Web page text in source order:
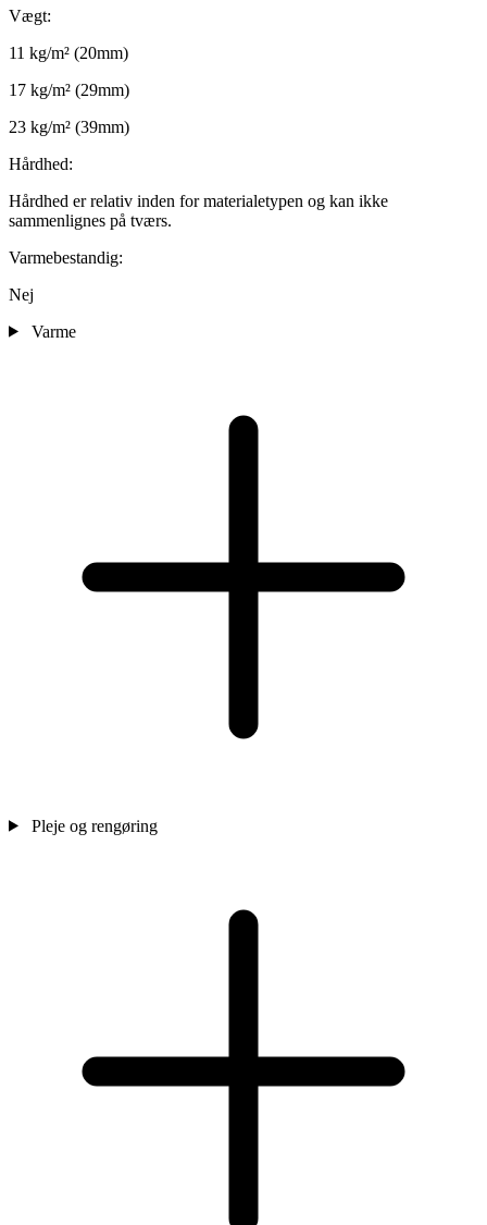
Vægt:
11 kg/m² (20mm)
17 kg/m² (29mm)
23 kg/m² (39mm)
Hårdhed:
Hårdhed er relativ inden for materialetypen og kan ikke
sammenlignes på tværs.
Varmebestandig:
Nej
Varme
Pleje og rengøring